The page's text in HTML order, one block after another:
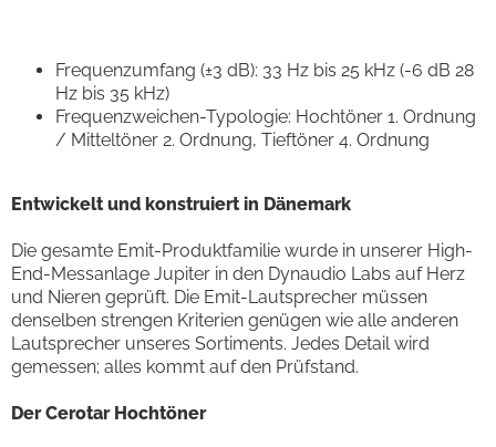
Frequenzumfang (±3 dB): 33 Hz bis 25 kHz (-6 dB 28
Hz bis 35 kHz)
Frequenzweichen-Typologie: Hochtöner 1. Ordnung
/ Mitteltöner 2. Ordnung, Tieftöner 4. Ordnung
Entwickelt und konstruiert in Dänemark
Die gesamte Emit-Produktfamilie wurde in unserer High-
End-Messanlage Jupiter in den Dynaudio Labs auf Herz
und Nieren geprüft. Die Emit-Lautsprecher müssen
denselben strengen Kriterien genügen wie alle anderen
Lautsprecher unseres Sortiments. Jedes Detail wird
gemessen; alles kommt auf den Prüfstand.
Der Cerotar Hochtöner